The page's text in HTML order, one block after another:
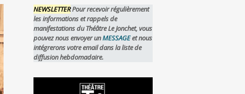
NEWSLETTERPour recevoir régulièrement
les informations et rappels de
manifestations du Théâtre Le Jonchet, vous
pouvez nous envoyer unMESSAGEet nous
intégrerons votre email dans la liste de
diffusion hebdomadaire.